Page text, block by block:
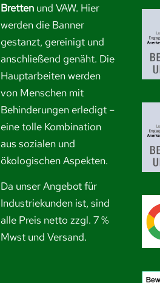
Bretten und VAW. Hier
werden die Banner
gestanzt, gereinigt und
anschließend genäht. Die
Hauptarbeiten werden
von Menschen mit
Behinderungen erledigt –
eine tolle Kombination
aus sozialen und
ökologischen Aspekten.
Da unser Angebot für
Industriekunden ist, sind
alle Preis netto zzgl. 7 %
Mwst und Versand.